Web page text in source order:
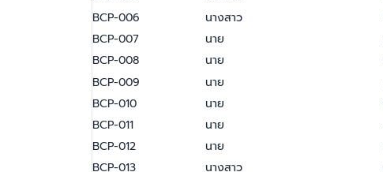
BCP-006
นางสาว
BCP-007
นาย
BCP-008
นาย
BCP-009
นาย
BCP-010
นาย
BCP-011
นาย
BCP-012
นาย
BCP-013
นางสาว